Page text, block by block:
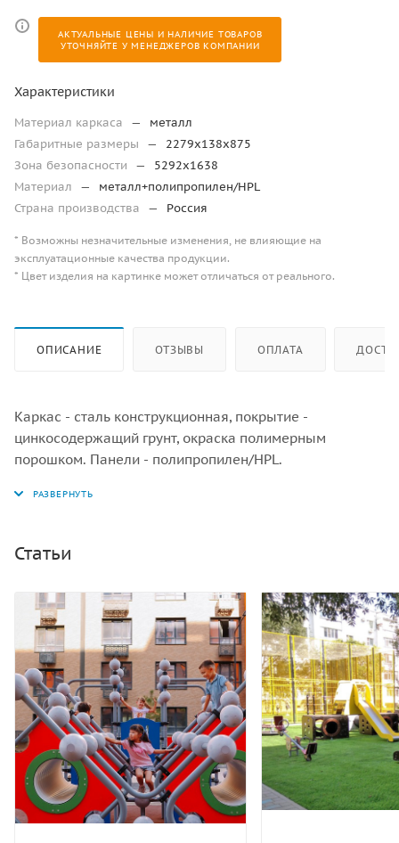
АКТУАЛЬНЫЕ ЦЕНЫ И НАЛИЧИЕ ТОВАРОВ
УТОЧНЯЙТЕ У МЕНЕДЖЕРОВ КОМПАНИИ
Характеристики
Материал каркаса —
металл
Габаритные размеры
—
2279х138х875
Зона безопасности
—
5292х1638
Материал
—
металл+полипропилен/HPL
Страна производства
— Россия
* Возможны незначительные изменения, не влияющие на
эксплуатационные качества продукции.
* Цвет изделия на картинке может отличаться от реального.
ОПИСАНИЕ ОТЗЫВЫ ОПЛАТА
Каркас - сталь конструкционная, покрытие -
цинкосодержащий грунт, окраска полимерным
порошком. Панели - полипропилен/HPL.
Статьи